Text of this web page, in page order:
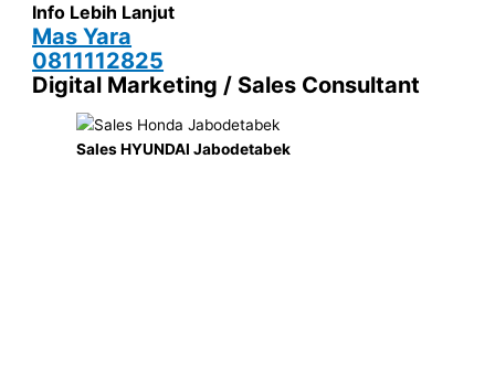
Info Lebih Lanjut
Mas Yara
0811112825
Digital Marketing / Sales Consultant
Sales HYUNDAI Jabodetabek